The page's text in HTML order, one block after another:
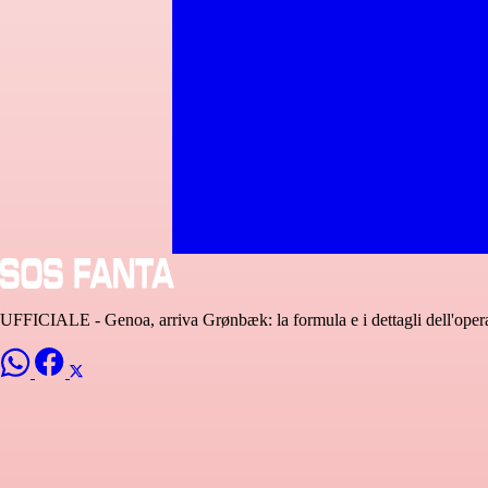
UFFICIALE - Genoa, arriva Grønbæk: la formula e i dettagli